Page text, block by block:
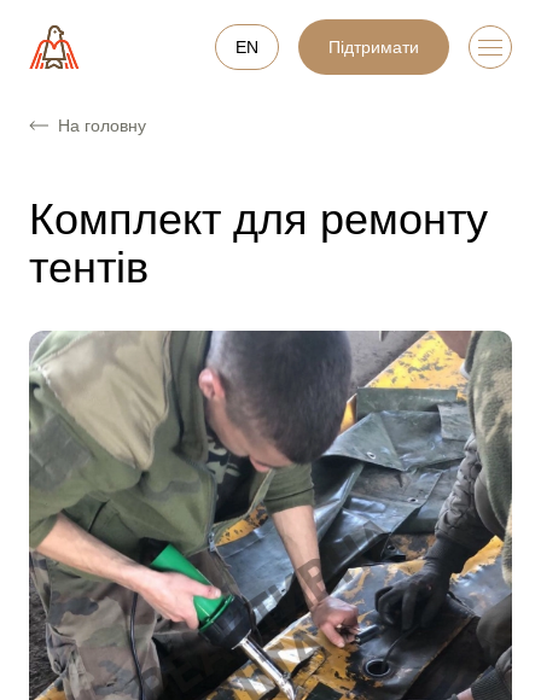
EN Підтримати
На головну
Комплект для ремонту
тентів